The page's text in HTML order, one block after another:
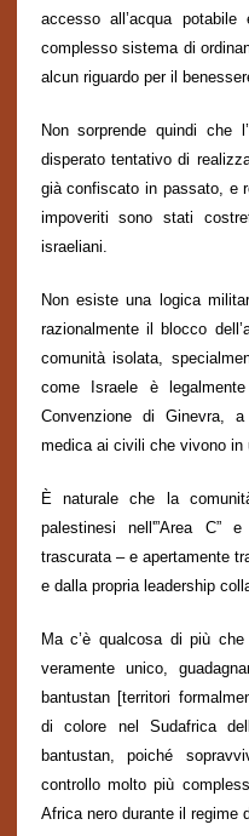
accesso all’acqua
complesso sistema di
alcun riguardo per il
Non sorprende quindi che
disperato tentativo di
già confiscato in passato, e
impoveriti sono stati
israeliani.
Non esiste una logica
razionalmente il blocco
comunità isolata,
come Israele è
Convenzione di Ginevra, a
medica ai civili che vivono in
È naturale che la
palestinesi nell'”Area C”
trascurata – e apertamente
e dalla propria leadership
Ma c’è qualcosa di più
veramente unico,
bantustan [territori
di colore nel Sudafrica
bantustan, poiché
controllo molto più
Africa nero durante il regime